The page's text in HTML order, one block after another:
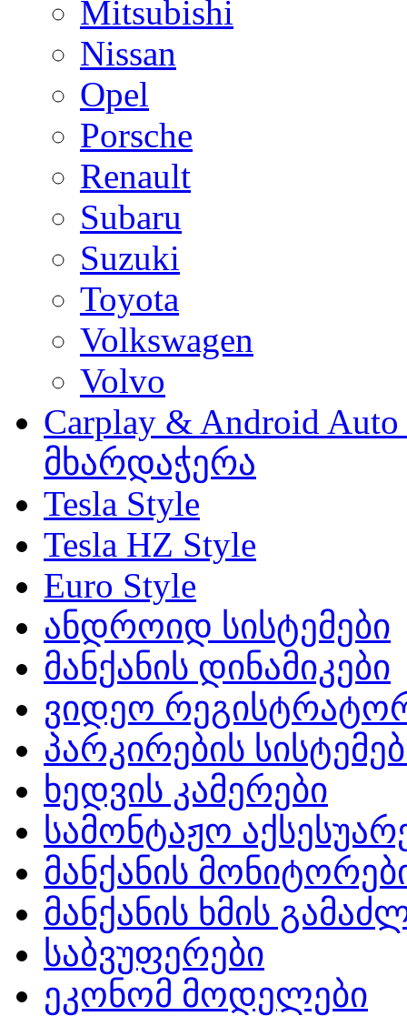
Mitsubishi
Nissan
Opel
Porsche
Renault
Subaru
Suzuki
Toyota
Volkswagen
Volvo
Carplay & Android
მხარდაჭერა
Tesla Style
Tesla HZ Style
Euro Style
ანდროიდ სისტემები
მანქანის დინამიკები
ვიდეო
პარკირების
ხედვის კამერები
სამონტაჟო
მანქანის
მანქანის ხმის
საბვუფერები
ეკონომ მოდელები